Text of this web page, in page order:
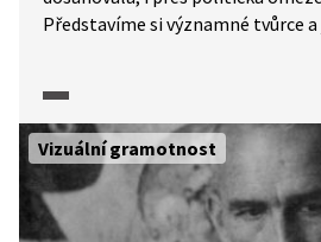
Představíme si významné tvůrce
Vizuální gramotnost